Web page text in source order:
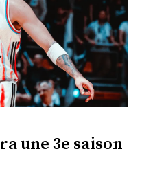
une 3e saison